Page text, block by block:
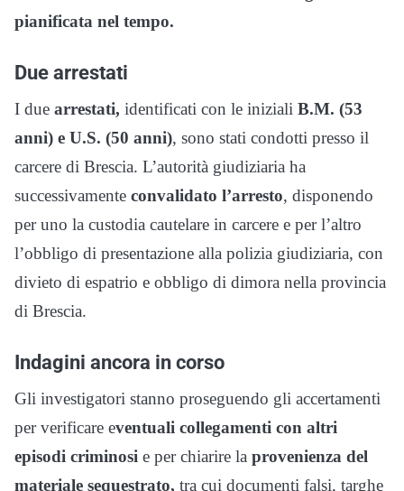
pianificata nel tempo.
Due arrestati
I due arrestati, identificati con le iniziali B.M. (53
anni) e U.S. (50 anni), sono stati condotti presso il
carcere di Brescia. L’autorità giudiziaria ha
successivamente convalidato l’arresto, disponendo
per uno la custodia cautelare in carcere e per l’altro
l’obbligo di presentazione alla polizia giudiziaria, con
divieto di espatrio e obbligo di dimora nella provincia
di Brescia.
Indagini ancora in corso
Gli investigatori stanno proseguendo gli accertamenti
per verificare eventuali collegamenti con altri
episodi criminosi e per chiarire la provenienza del
materiale sequestrato, tra cui documenti falsi, targhe